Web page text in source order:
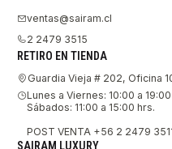
ventas@sairam.cl
2 2479 3515
RETIRO EN TIENDA
Guardia Vieja # 202, Oficina
Lunes a Viernes: 10:00 a
Sábados: 11:00 a 15:00 hrs.
POST VENTA +56 2 2479
SAIRAM LUXURY